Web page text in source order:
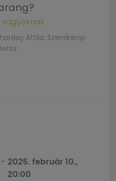
vágyóknak
Attila, Szendrényi
- 2025. február 10.,
20:00